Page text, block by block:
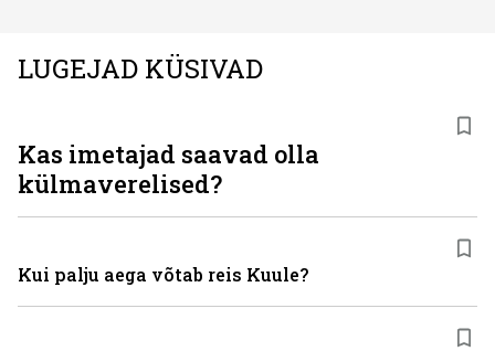
LUGEJAD KÜSIVAD
Kas imetajad saavad olla
külmaverelised?
Kui palju aega võtab reis Kuule?